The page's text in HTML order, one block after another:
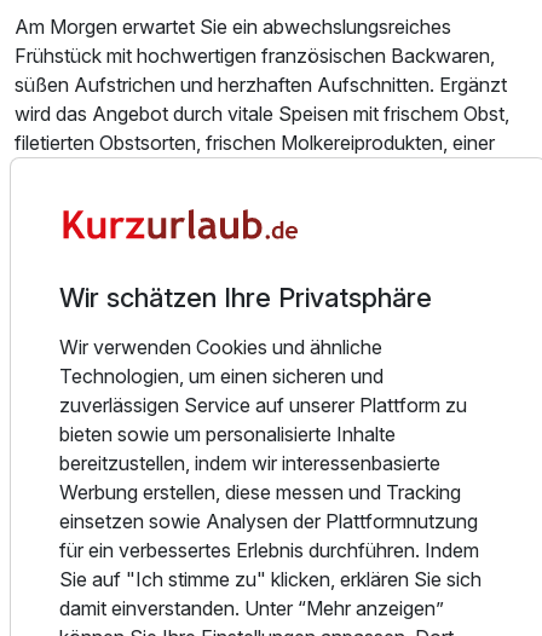
Am Morgen erwartet Sie ein abwechslungsreiches
Frühstück mit hochwertigen französischen Backwaren,
süßen Aufstrichen und herzhaften Aufschnitten. Ergänzt
wird das Angebot durch vitale Speisen mit frischem Obst,
filetierten Obstsorten, frischen Molkereiprodukten, einer
Teesorten.
Am Abend bietet die Bar/Lounge eine Auswahl an
erlesenen Weinen, nationalen und internationalen Bieren,
Long- und Softdrinks sowie Snacks für den kleinen
Hunger.
Die Umgebung
Dank der zentralen Lage erreichen Sie zahlreiche Städte
und Ausflugsziele in der Umgebung bequem. In der Nähe
befinden sich unter anderem Fürth (14 km), Erlangen (44
km), Bayreuth (87 km), München (162 km), Aschaffenburg
(194 km) sowie Frankfurt am Main (234 km).
Zu den beliebten Ausflugszielen zählen das Max-Morlock-
Wir schätzen Ihre Privatsphäre
Wir verwenden Cookies und ähnliche
Technologien, um einen sicheren und
zuverlässigen Service auf unserer Plattform zu
bieten sowie um personalisierte Inhalte
bereitzustellen, indem wir interessenbasierte
Werbung erstellen, diese messen und Tracking
einsetzen sowie Analysen der Plattformnutzung
für ein verbessertes Erlebnis durchführen. Indem
Sie auf "Ich stimme zu" klicken, erklären Sie sich
damit einverstanden. Unter “Mehr anzeigen”